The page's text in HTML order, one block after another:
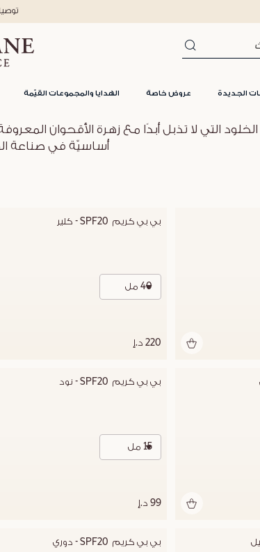
الجديدة عروض خاصة الهدايا والمجموعات القيّمة
التي لا تذبل أبدًا مع زهرة الأقحوان
أساسيّة في صناعة
بي بي كريم  SPF20 - كلير
40 مل
220 د.إ
بي بي كريم  SPF20 - نود
15 مل
99 د.إ
بي بي كريم  SPF20 - دوري